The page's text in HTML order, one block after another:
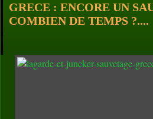
GRECE : ENCORE UN
COMBIEN DE TEMPS ?....